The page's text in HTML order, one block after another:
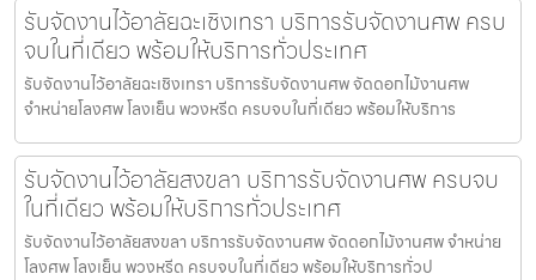
รับจัดงานไว้อาลัยฉะเชิงเทรา บริการรับจัดงานศพ ครบ
จบในที่เดียว พร้อมให้บริการทั่วประเทศ
รับจัดงานไว้อาลัยฉะเชิงเทรา บริการรับจัดงานศพ จัดดอกไม้งานศพ
จำหน่ายโลงศพ โลงเย็น พวงหรีด ครบจบในที่เดียว พร้อมให้บริการ
รับจัดงานไว้อาลัยสงขลา บริการรับจัดงานศพ ครบจบ
ในที่เดียว พร้อมให้บริการทั่วประเทศ
รับจัดงานไว้อาลัยสงขลา บริการรับจัดงานศพ จัดดอกไม้งานศพ จำหน่าย
โลงศพ โลงเย็น พวงหรีด ครบจบในที่เดียว พร้อมให้บริการทั่วป